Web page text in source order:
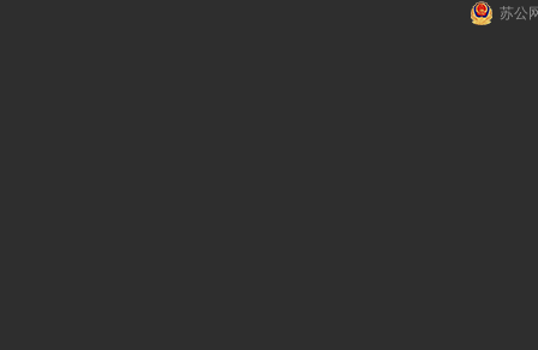
苏公